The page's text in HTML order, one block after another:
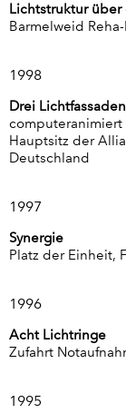
Lichtstruktur über
Barmelweid
1998
Drei Lichtfassaden
computeranimiert
Hauptsitz der
Deutschland
1997
Synergie
Platz der Einheit,
1996
Acht Lichtringe
Zufahrt
1995